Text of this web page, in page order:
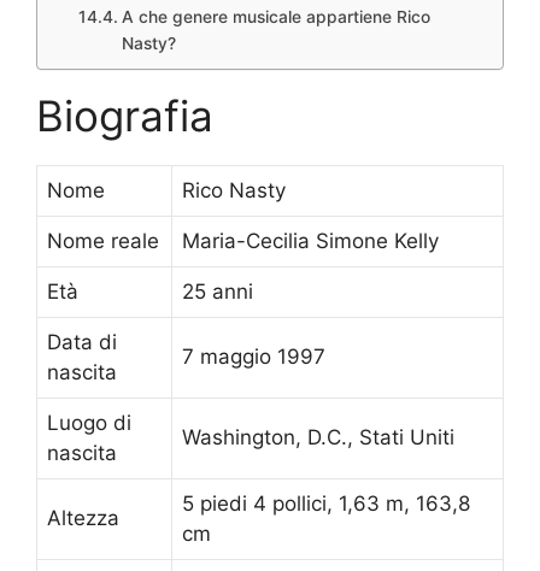
A che genere musicale appartiene Rico
Nasty?
Biografia
Nome Rico Nasty
Nome reale Maria-Cecilia Simone Kelly
Età 25 anni
Data di
nascita
7 maggio 1997
Luogo di
nascita
Washington, D.C., Stati Uniti
Altezza
5 piedi 4 pollici, 1,63 m, 163,8
cm